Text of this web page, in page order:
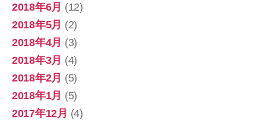
2018年6月 (12)
2018年5月 (2)
2018年4月 (3)
2018年3月 (4)
2018年2月 (5)
2018年1月 (5)
2017年12月 (4)